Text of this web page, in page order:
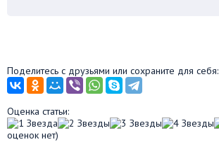
Поделитесь с друзьями или сохраните для себя:
Оценка статьи:
оценок нет)